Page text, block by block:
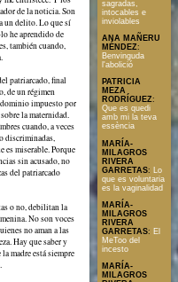
de la noticia. Son
un delito. Lo que sí
he aprendido de
también cuando,
patriarcado, final
de un régimen
impuesto por
la maternidad.
cuando, a veces
discriminadas,
es miserable. Porque
sin acusado, no
del patriarcado
o no, debilitan la
No son voces
no aman a las
Hay que saber y
madre está siempre
sagradas,
intocables e
inviolables
ANA MAÑERU
MÉNDEZ:
Benvinguda
l'abolició
PATRICIA
MEZA
RODRÍGUEZ:
Que es quedi
amb mi la teva
essència
MARÍA-
MILAGROS
RIVERA
GARRETAS:
Lo
que es voluntaria
es la vaginalidad
MARÍA-
MILAGROS
RIVERA
GARRETAS: El
MeToo del
incesto
MARÍA-
MILAGROS